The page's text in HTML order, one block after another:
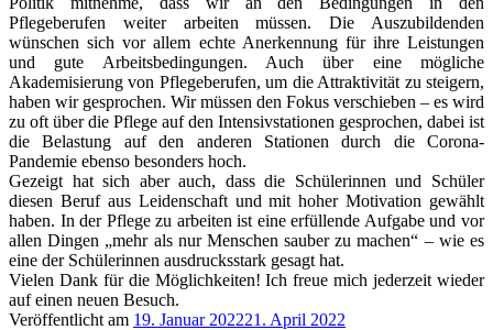
Pflegeberufen weiter arbeiten müssen. Die Auszubildenden
wünschen sich vor allem echte Anerkennung für ihre Leistungen
und gute Arbeitsbedingungen. Auch über eine mögliche
Akademisierung von Pflegeberufen, um die Attraktivität zu steigern,
haben wir gesprochen. Wir müssen den Fokus verschieben – es wird
zu oft über die Pflege auf den Intensivstationen gesprochen, dabei ist
die Belastung auf den anderen Stationen durch die Corona-
Pandemie ebenso besonders hoch.
Gezeigt hat sich aber auch, dass die Schülerinnen und Schüler
diesen Beruf aus Leidenschaft und mit hoher Motivation gewählt
haben. In der Pflege zu arbeiten ist eine erfüllende Aufgabe und vor
allen Dingen „mehr als nur Menschen sauber zu machen“ – wie es
eine der Schülerinnen ausdrucksstark gesagt hat.
Vielen Dank für die Möglichkeiten! Ich freue mich jederzeit wieder
auf einen neuen Besuch.
Veröffentlicht am 19. Januar 202221. April 2022